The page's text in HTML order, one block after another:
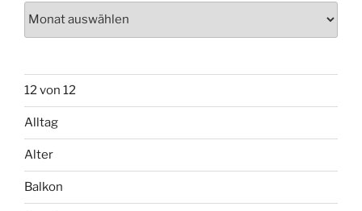
Archiv
12 von 12
Alltag
Alter
Balkon